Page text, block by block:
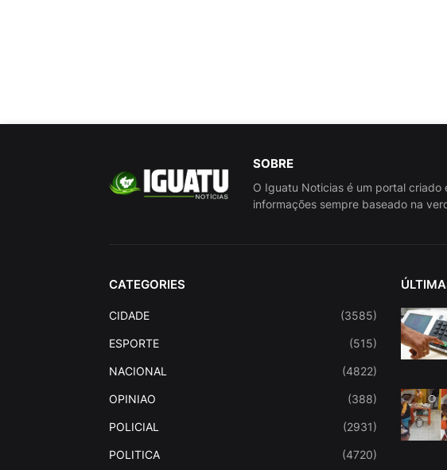
SOBRE
O Iguatu Noticias é um portal
informações sempre baseado na
CATEGORIES
CIDADE (3585)
ESPORTE (515)
NACIONAL (4822)
OPINIAO (388)
POLICIAL (2931)
POLITICA (4720)